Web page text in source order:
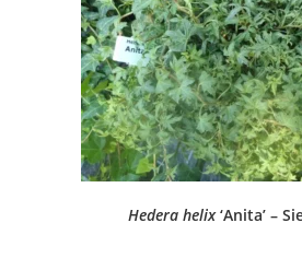
Hedera helix‘Anita’ –